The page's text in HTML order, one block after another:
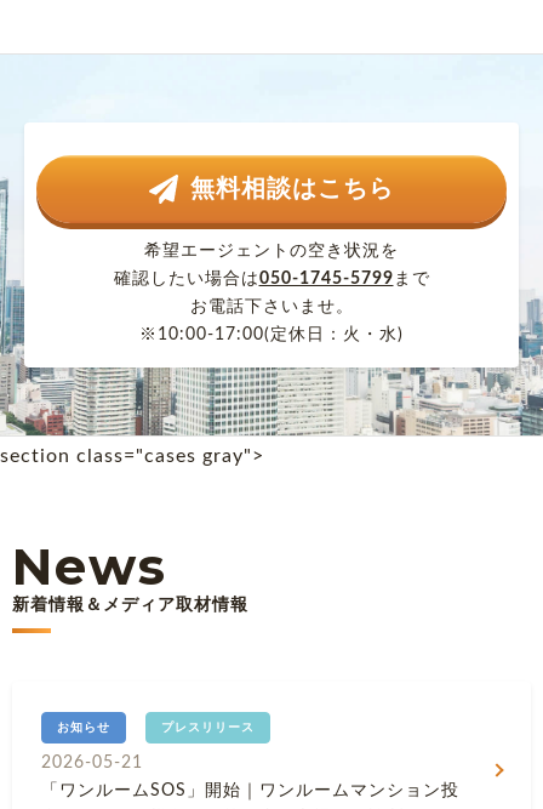
無料相談はこちら
希望エージェントの空き状況を
確認したい場合は050-1745-5799 まで
お電話下さいませ。
※10:00-17:00(定休日：火・水)
section class="cases gray">
News
新着情報＆メディア取材情報
お知らせ プレスリリース
2026-05-21
「ワンルームSOS」開始｜ワンルームマンション投